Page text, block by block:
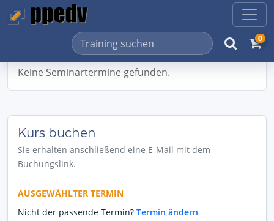
0
Keine Seminartermine gefunden.
Kurs buchen
Sie erhalten anschließend eine E-Mail mit dem
Buchungslink.
AUSGEWÄHLTER TERMIN
Nicht der passende Termin? Termin ändern